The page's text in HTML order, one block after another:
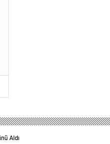
Aldı